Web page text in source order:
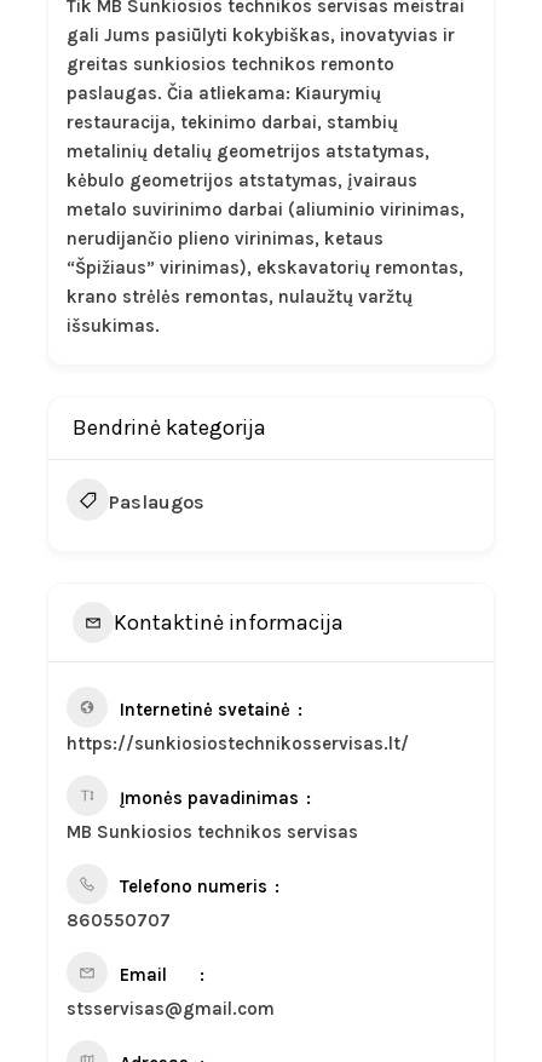
Tik MB Sunkiosios technikos servisas meistrai
gali Jums pasiūlyti kokybiškas, inovatyvias ir
greitas sunkiosios technikos remonto
paslaugas. Čia atliekama: Kiaurymių
restauracija, tekinimo darbai, stambių
metalinių detalių geometrijos atstatymas,
kėbulo geometrijos atstatymas, įvairaus
metalo suvirinimo darbai (aliuminio virinimas,
nerudijančio plieno virinimas, ketaus
“Špižiaus” virinimas), ekskavatorių remontas,
krano strėlės remontas, nulaužtų varžtų
išsukimas.
Bendrinė kategorija
Paslaugos
Kontaktinė informacija
Internetinė svetainė
https://sunkiosiostechnikosservisas.lt/
Įmonės pavadinimas
MB Sunkiosios technikos servisas
Telefono numeris
860550707
Email
stsservisas@gmail.com